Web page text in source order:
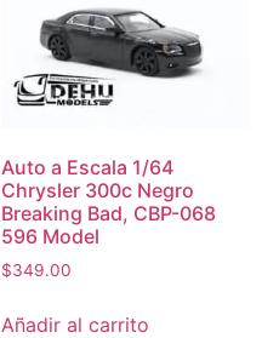
Auto a Escala 1/64
Chrysler 300c Negro
Breaking Bad, CBP-068
596 Model
$349.00
Añadir al carrito